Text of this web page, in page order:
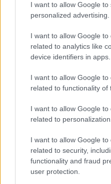
I want to allow Google to
personalized advertising.
I want to allow Google to
related to analytics like
device identifiers in apps.
I want to allow Google to
related to functionality of
I want to allow Google to
related to personalization.
I want to allow Google to
related to security,
functionality and fraud
user protection.
Marco Tessari · 3 Ago 2026
Bocciature scolastiche: i
fatto discutere